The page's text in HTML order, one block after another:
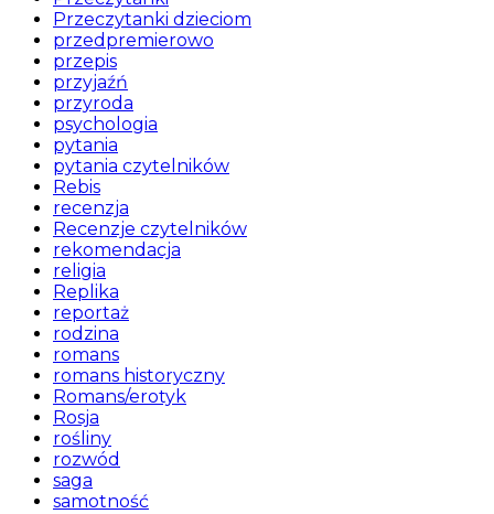
Przeczytanki dzieciom
przedpremierowo
przepis
przyjaźń
przyroda
psychologia
pytania
pytania czytelników
Rebis
recenzja
Recenzje czytelników
rekomendacja
religia
Replika
reportaż
rodzina
romans
romans historyczny
Romans/erotyk
Rosja
rośliny
rozwód
saga
samotność